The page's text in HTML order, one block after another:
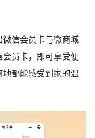
信会员卡与微商城
员卡，即可享受便
都能感受到家的温